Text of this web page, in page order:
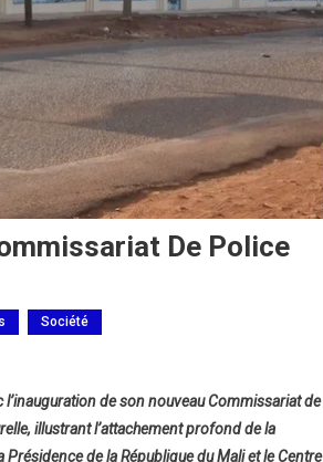
De Police
Société
de son nouveau Commissariat de
illustrant l’attachement profond de la
de la République du Mali et le Centre